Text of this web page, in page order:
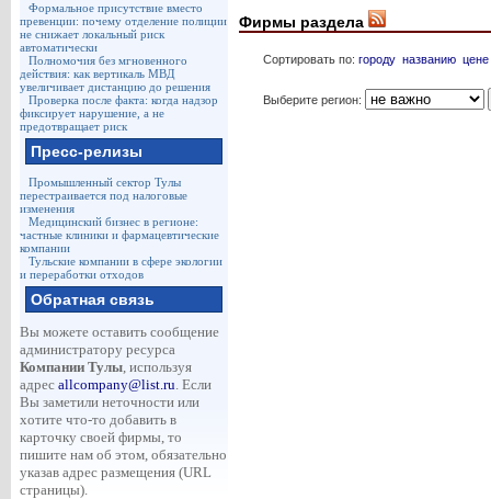
Формальное присутствие вместо
превенции: почему отделение полиции
не снижает локальный риск
автоматически
Полномочия без мгновенного
действия: как вертикаль МВД
увеличивает дистанцию до решения
Проверка после факта: когда надзор
фиксирует нарушение, а не
предотвращает риск
Пресс-релизы
Промышленный сектор Тулы
перестраивается под налоговые
изменения
Медицинский бизнес в регионе:
частные клиники и фармацевтические
компании
Тульские компании в сфере экологии
и переработки отходов
Обратная связь
Вы можете оставить сообщение
администратору ресурса
Компании Тулы, используя
адрес allcompany@list.ru. Если
Вы заметили неточности или
хотите что-то добавить в
карточку своей фирмы, то
пишите нам об этом, обязательно
указав адрес размещения (URL
страницы).
Фирмы раздела
Сортировать по: городу названию цене
Выберите регион: